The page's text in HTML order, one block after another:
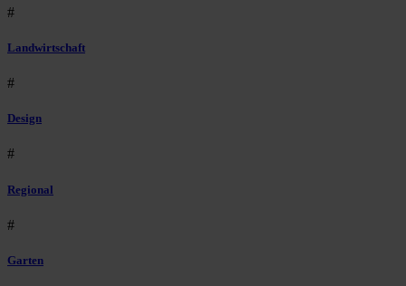
#
Landwirtschaft
#
Design
#
Regional
#
Garten